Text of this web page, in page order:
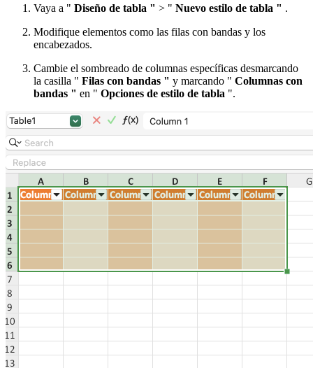
Vaya a " Diseño de tabla " > " Nuevo estilo de tabla " .
Modifique elementos como las filas con bandas y los
encabezados.
Cambie el sombreado de columnas específicas desmarcando
la casilla " Filas con bandas " y marcando " Columnas con
bandas " en " Opciones de estilo de tabla ".